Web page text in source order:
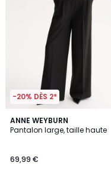
-20% DÈS 2*
ANNE WEYBURN
Pantalon large, taille haute
69,99 €
4,2
/ 5
2
Couleurs